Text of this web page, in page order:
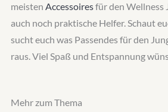
meistenAccessoiresfür den Wellness
auch noch praktische Helfer. Schaut
sucht euch was Passendes für den
raus. Viel Spaß und Entspannung
Mehr zum Thema